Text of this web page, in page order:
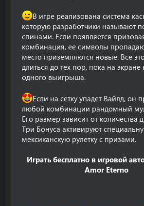
В игре реализована система
которую разработчики называют
спинами. Если появляется
комбинация, ее символы
место приземляются новые. Все
длиться до тех пор, пока на экране
одного выигрыша.
Если на сетку упадет Вайлд, он
любой комбинации рандомный
Его размер зависит от количества
Три Бонуса активируют
мексиканскую рулетку с призами.
Играть бесплатно в игровой
Amor Eterno